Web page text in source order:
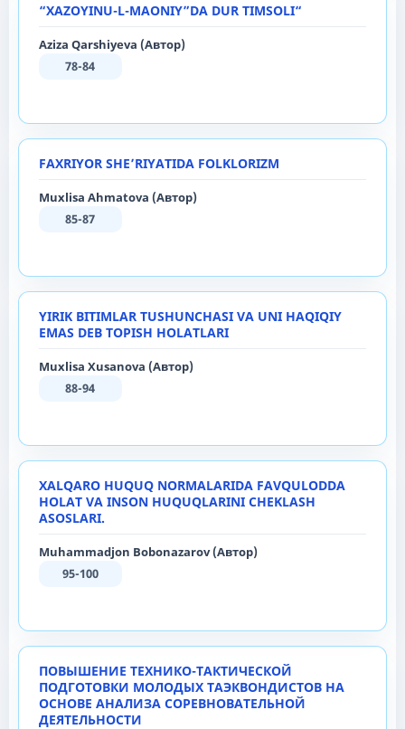
“XAZOYINU-L-MAONIY”DA DUR TIMSOLI“
Aziza Qarshiyeva (Автор)
78-84
FAXRIYOR SHE’RIYATIDA FOLKLORIZM
Muxlisa Ahmatova (Автор)
85-87
YIRIK BITIMLАR TUSHUNCHASI VA UNI HАQIQIY
EMАS DEB TOPISH HOLATLARI
Muxlisа Xusаnovа (Автор)
88-94
XALQARO HUQUQ NORMALARIDA FAVQULODDA
HOLAT VA INSON HUQUQLARINI CHEKLASH
ASOSLARI.
Muhammadjon Bobonazarov (Автор)
95-100
ПОВЫШЕНИЕ ТЕХНИКО-ТАКТИЧЕСКОЙ
ПОДГОТОВКИ МОЛОДЫХ ТАЭКВОНДИСТОВ НА
ОСНОВЕ АНАЛИЗА СОРЕВНОВАТЕЛЬНОЙ
ДЕЯТЕЛЬНОСТИ